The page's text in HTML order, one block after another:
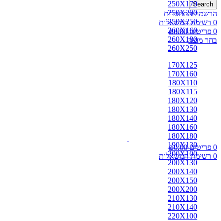
Search
הרשמה/התחברות
0 רשימת המשאלות
0 פריטים ₪0.00
בחר מוצר
0 פריטים ₪0.00
0 רשימת המשאלות
250X170
250X200
250X250
260X160
260X180
260X250
170X125
170X160
180X110
180X115
180X120
180X130
180X140
180X160
180X180
190X130
200X100
200X130
200X140
200X150
200X200
210X130
210X140
220X100